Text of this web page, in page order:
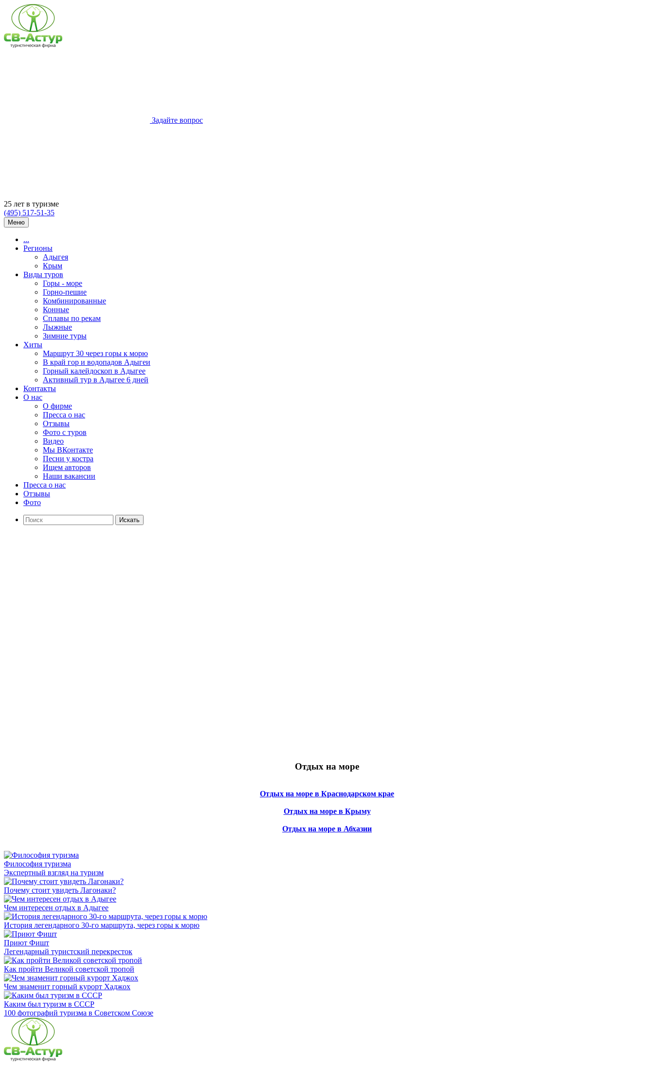
Задайте вопрос
25 лет в туризме
(495) 517-51-35
Меню
...
Регионы
Адыгея
Крым
Виды туров
Горы - море
Горно-пешие
Комбинированные
Конные
Сплавы по рекам
Лыжные
Зимние туры
Хиты
Маршрут 30 через горы к морю
В край гор и водопадов Адыгеи
Горный калейдоскоп в Адыгее
Активный тур в Адыгее 6 дней
Контакты
О нас
О фирме
Пресса о нас
Отзывы
Фото с туров
Видео
Мы ВКонтакте
Песни у костра
Ищем авторов
Наши вакансии
Пресса о нас
Отзывы
Фото
Искать
Отдых на море
Отдых на море в Краснодарском крае
Отдых на море в Крыму
Отдых на море в Абхазии
Философия туризма
Экспертный взгляд на туризм
Почему стоит увидеть Лагонаки?
Чем интересен отдых в Адыгее
История легендарного 30-го маршрута, через горы к морю
Приют Фишт
Легендарный туристский перекресток
Как пройти Великой советской тропой
Чем знаменит горный курорт Хаджох
Каким был туризм в СССР
100 фотографий туризма в Советском Союзе